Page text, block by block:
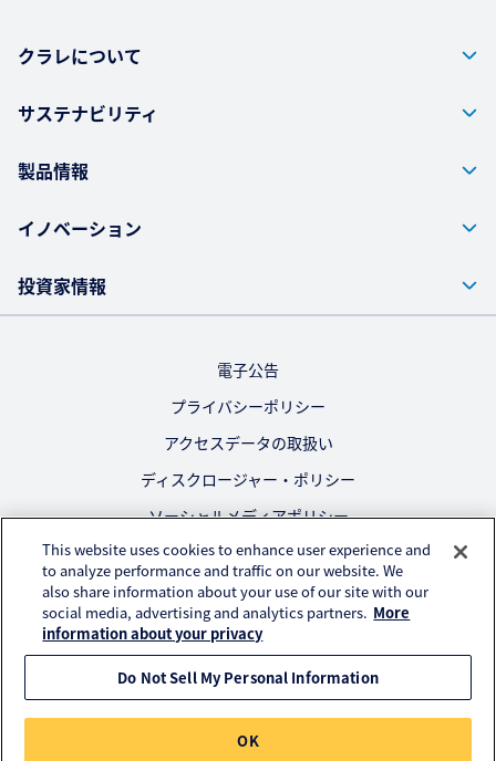
クラレについて
サステナビリティ
製品情報
イノベーション
投資家情報
電子公告
プライバシーポリシー
アクセスデータの取扱い
ディスクロージャー・ポリシー
ソーシャルメディアポリシー
ご利用にあたって
公式SNS
© KURARAY CO., LTD. All RIGHTS RESERVED.
This website uses cookies to enhance user experience and
to analyze performance and traffic on our website. We
also share information about your use of our site with our
social media, advertising and analytics partners. More
information about your privacy
Do Not Sell My Personal Information
OK